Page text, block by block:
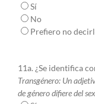
Sí
No
Prefiero no
11a. ¿Se identifica
Transgénero: Un
de género difiere del